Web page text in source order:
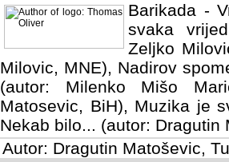
Barikada -
svaka
Milovic,
MNE), Nadirov spomenar
Milenko Mišo Maric, UK),
Muzika je svirala (autor:
(autor: Dragutin Matosevic,
Autor: Dragutin Matoševic,